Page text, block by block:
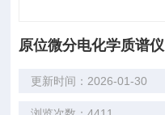
原位微分电化学质谱仪
更新时间：2026-01-30